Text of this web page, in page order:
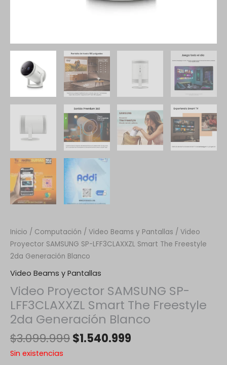
Inicio / Computación / Video Beams y Pantallas / Video
Proyector SAMSUNG SP-LFF3CLAXXZL Smart The Freestyle
2da Generación Blanco
Video Beams y Pantallas
Video Proyector SAMSUNG SP-
LFF3CLAXXZL Smart The Freestyle
2da Generación Blanco
$3.099.999$1.540.999
Sin existencias